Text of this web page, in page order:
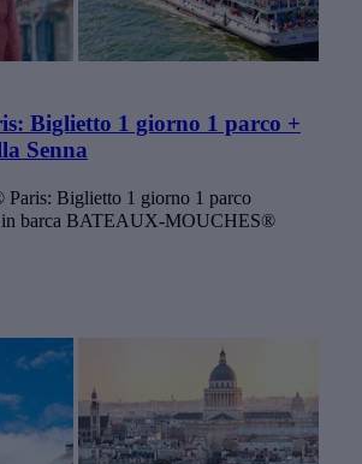
Biglietto 1 giorno 1 parco +
Senna
Paris: Biglietto 1 giorno 1 parco
in barca BATEAUX-MOUCHES®